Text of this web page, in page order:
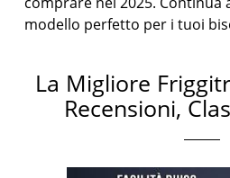
modello perfetto per i tuoi
La Migliore
Recensioni,